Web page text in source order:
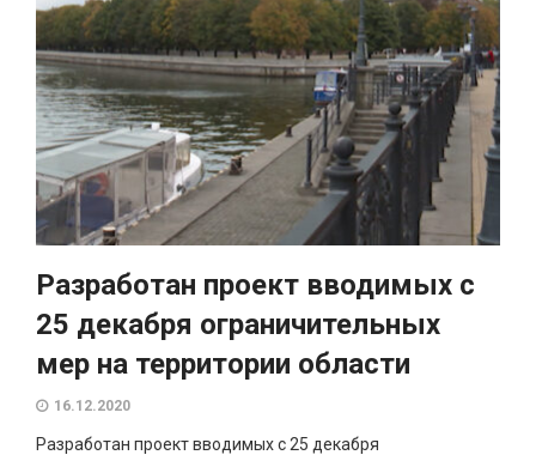
Разработан проект вводимых с
25 декабря ограничительных
мер на территории области
16.12.2020
Разработан проект вводимых с 25 декабря